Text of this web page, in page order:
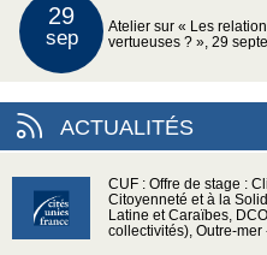
29
sep
Atelier sur « Les
vertueuses ? », 29
ACTUALITÉS
CUF : Offre de stage :
Citoyenneté et à la
Latine et Caraïbes,
collectivités), Outre-mer